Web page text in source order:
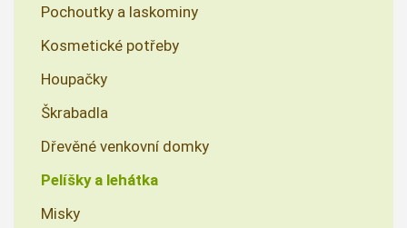
Pochoutky a laskominy
Kosmetické potřeby
Houpačky
Škrabadla
Dřevěné venkovní domky
Pelíšky a lehátka
Misky